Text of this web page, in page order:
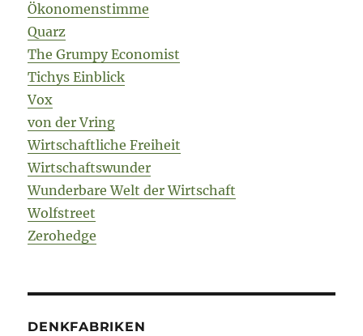
Ökonomenstimme
Quarz
The Grumpy Economist
Tichys Einblick
Vox
von der Vring
Wirtschaftliche Freiheit
Wirtschaftswunder
Wunderbare Welt der Wirtschaft
Wolfstreet
Zerohedge
DENKFABRIKEN